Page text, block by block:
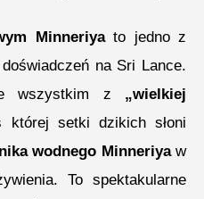
Minneriyato jedno z
na Sri Lance.
wszystkim z „wielkiej
której setki dzikich słoni
wodnego Minneriyaw
To spektakularne